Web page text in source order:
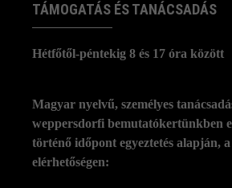
TÁMOGATÁS ÉS TANÁCSADÁS
Hétfőtől-péntekig 8 és 17 óra között
Magyar nyelvű, személyes
weppersdorfi bemutatókertünkben
történő időpont egyeztetés alapján,
elérhetőségen: